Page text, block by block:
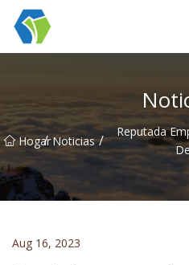
Grupo Co., Ltd de las
Hogar
/ Noticias /
Reputada
Aug 16, 2023